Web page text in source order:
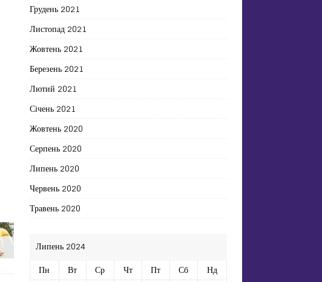
Грудень 2021
Листопад 2021
Жовтень 2021
Березень 2021
Лютий 2021
Січень 2021
Жовтень 2020
Серпень 2020
Липень 2020
Червень 2020
Травень 2020
Липень 2024
Пн
Вт Ср Чт Пт Сб
Нд